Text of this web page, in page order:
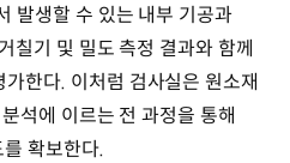
발생할 수 있는 내부 기공과
칠기 및 밀도 측정 결과와 함께
한다. 이처럼 검사실은 원소재
석에 이르는 전 과정을 통해
확보한다.